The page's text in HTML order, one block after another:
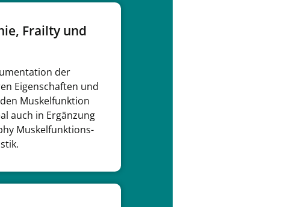
Frailty und
der
Eigenschaften und
Muskelfunktion
auch in Ergänzung
Muskelfunktions-